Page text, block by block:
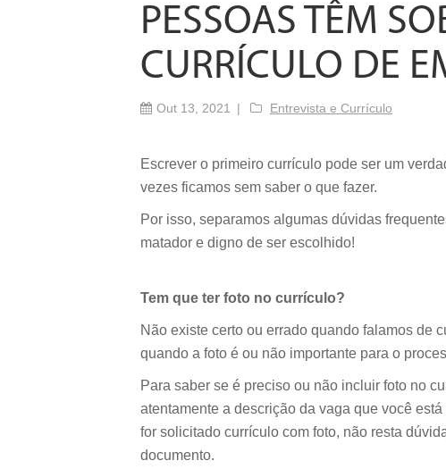
PESSOAS TÊM
CURRÍCULO DE
Out 13, 2021 Entrevista e Currículo
Escrever o primeiro currículo pode ser um
vezes ficamos sem saber o que fazer.
Por isso, separamos algumas dúvidas
matador e digno de ser escolhido!
Tem que ter foto no currículo?
Não existe certo ou errado quando falamos de
quando a foto é ou não importante para o
Para saber se é preciso ou não incluir foto no
atentamente a descrição da vaga que você
for solicitado currículo com foto, não resta
documento.